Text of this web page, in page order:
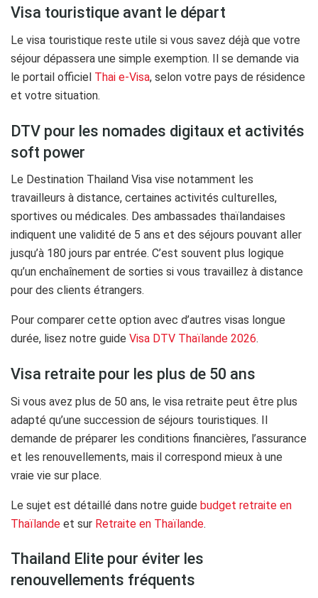
Visa touristique avant le départ
Le visa touristique reste utile si vous savez déjà que votre
séjour dépassera une simple exemption. Il se demande via
le portail officiel Thai e-Visa, selon votre pays de résidence
et votre situation.
DTV pour les nomades digitaux et activités
soft power
Le Destination Thailand Visa vise notamment les
travailleurs à distance, certaines activités culturelles,
sportives ou médicales. Des ambassades thaïlandaises
indiquent une validité de 5 ans et des séjours pouvant aller
jusqu’à 180 jours par entrée. C’est souvent plus logique
qu’un enchaînement de sorties si vous travaillez à distance
pour des clients étrangers.
Pour comparer cette option avec d’autres visas longue
durée, lisez notre guide Visa DTV Thaïlande 2026.
Visa retraite pour les plus de 50 ans
Si vous avez plus de 50 ans, le visa retraite peut être plus
adapté qu’une succession de séjours touristiques. Il
demande de préparer les conditions financières, l’assurance
et les renouvellements, mais il correspond mieux à une
vraie vie sur place.
Le sujet est détaillé dans notre guide budget retraite en
Thaïlande et sur Retraite en Thaïlande.
Thailand Elite pour éviter les
renouvellements fréquents